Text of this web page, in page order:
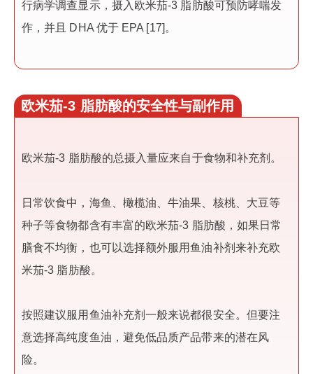
行病学调查显示，摄入欧米茄-3 脂肪酸可预防哮喘发
作，并且 DHA 优于 EPA [17]。
欧米茄-3 脂肪酸的安全性与副作用
欧米茄-3 脂肪酸的总摄入量应来自于食物和补充剂。
日常饮食中，海鱼、橄榄油、牛油果、核桃、大豆等
种子等食物都含有丰富的欧米茄-3 脂肪酸，如果日常
膳食不均衡，也可以选择额外服用鱼油补剂来补充欧
米茄-3 脂肪酸。
按照建议服用鱼油补充剂一般来说都很安全。但要注
意选择高纯度鱼油，避免低品质产品带来的潜在风
险。